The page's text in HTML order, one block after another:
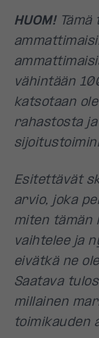
HUOM!Tämä
vähintään
katsotaan
rahastosta
Esitettävät
arvio, joka
miten tämän
vaihtelee ja
eivätkä ne
Saatava
millainen
toimikauden